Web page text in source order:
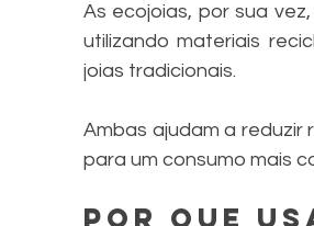
As ecojoias, por sua
utilizando materiais
joias tradicionais.
Ambas ajudam a reduzir
para um consumo mais
Por que